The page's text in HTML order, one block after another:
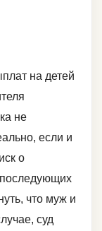
на детей
не
если и
о
что муж и
суд